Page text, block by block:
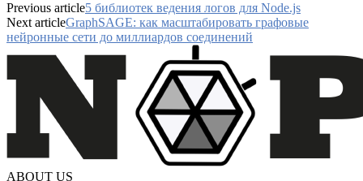
Previous article5 библиотек ведения логов для Node.js
Next articleGraphSAGE: как масштабировать графовые
нейронные сети до миллиардов соединений
ABOUT US